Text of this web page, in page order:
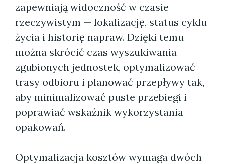
zapewniają widoczność w czasie
rzeczywistym — lokalizację, status cyklu
życia i historię napraw. Dzięki temu
można skrócić czas wyszukiwania
zgubionych jednostek, optymalizować
trasy odbioru i planować przepływy tak,
aby minimalizować puste przebiegi i
poprawiać wskaźnik wykorzystania
opakowań.
Optymalizacja kosztów wymaga dwóch